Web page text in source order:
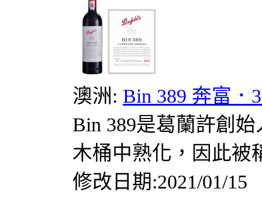
澳洲: Bin 389 奔富．
Bin 389是葛蘭許創
木桶中熟化，因此
修改日期:2021/01/15